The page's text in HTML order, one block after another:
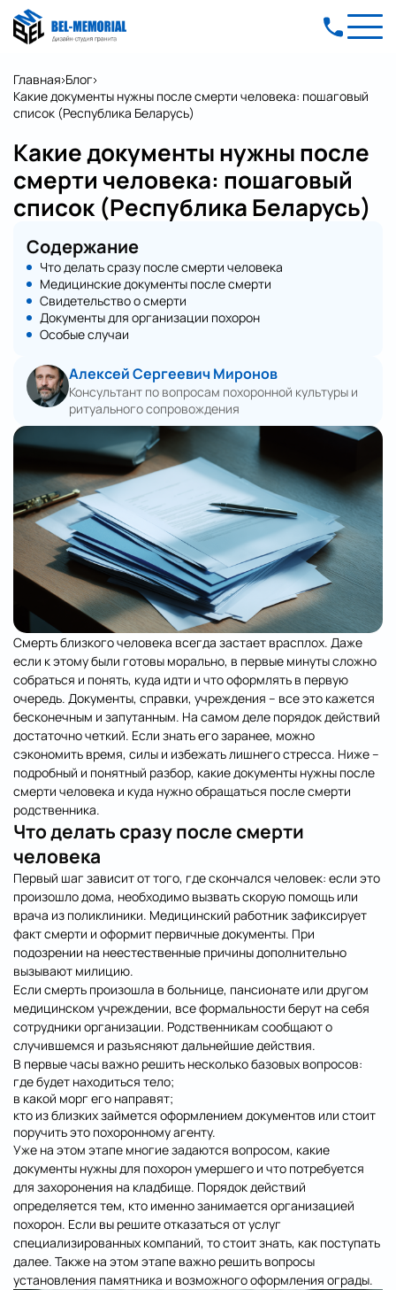
Главная Блог
Какие документы нужны после смерти человека: пошаговый
список (Республика Беларусь)
Какие документы нужны после
смерти человека: пошаговый
список (Республика Беларусь)
Содержание
Что делать сразу после смерти человека
Медицинские документы после смерти
Свидетельство о смерти
Документы для организации похорон
Особые случаи
Алексей Сергеевич Миронов
Консультант по вопросам похоронной культуры и
ритуального сопровождения
Смерть близкого человека всегда застает врасплох. Даже
если к этому были готовы морально, в первые минуты сложно
собраться и понять, куда идти и что оформлять в первую
очередь. Документы, справки, учреждения – все это кажется
бесконечным и запутанным. На самом деле порядок действий
достаточно четкий. Если знать его заранее, можно
сэкономить время, силы и избежать лишнего стресса. Ниже –
подробный и понятный разбор, какие документы нужны после
смерти человека и куда нужно обращаться после смерти
родственника.
Что делать сразу после смерти
человека
Первый шаг зависит от того, где скончался человек: если это
произошло дома, необходимо вызвать скорую помощь или
врача из поликлиники. Медицинский работник зафиксирует
факт смерти и оформит первичные документы. При
подозрении на неестественные причины дополнительно
вызывают милицию.
Если смерть произошла в больнице, пансионате или другом
медицинском учреждении, все формальности берут на себя
сотрудники организации. Родственникам сообщают о
случившемся и разъясняют дальнейшие действия.
В первые часы важно решить несколько базовых вопросов:
где будет находиться тело;
в какой морг его направят;
кто из близких займется оформлением документов или стоит
поручить это похоронному агенту.
Уже на этом этапе многие задаются вопросом, какие
документы нужны для похорон умершего и что потребуется
для захоронения на кладбище. Порядок действий
определяется тем, кто именно занимается организацией
похорон. Если вы решите отказаться от услуг
специализированных компаний, то стоит знать, как поступать
далее. Также на этом этапе важно решить вопросы
установления памятника и возможного оформления ограды.